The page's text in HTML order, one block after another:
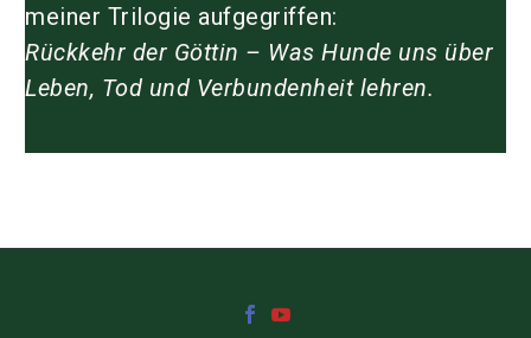
meiner Trilogie aufgegriffen:
Rückkehr der Göttin – Was Hunde uns über
Leben, Tod und Verbundenheit lehren.